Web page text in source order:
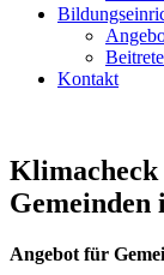
Kontakt
Gemeinden
Angebot für